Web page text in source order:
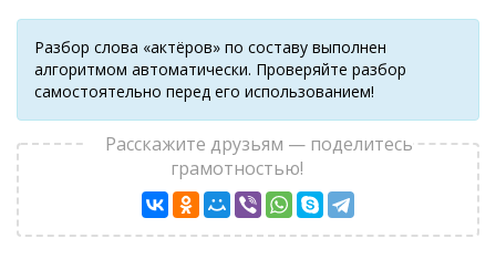
Разбор слова «актёров» по составу выполнен
алгоритмом автоматически. Проверяйте разбор
самостоятельно перед его использованием!
Расскажите друзьям — поделитесь
грамотностью!